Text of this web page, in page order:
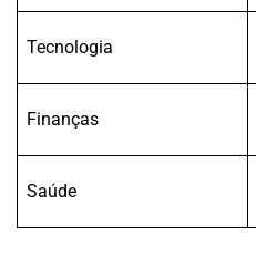
Tecnologia
Finanças
Saúde